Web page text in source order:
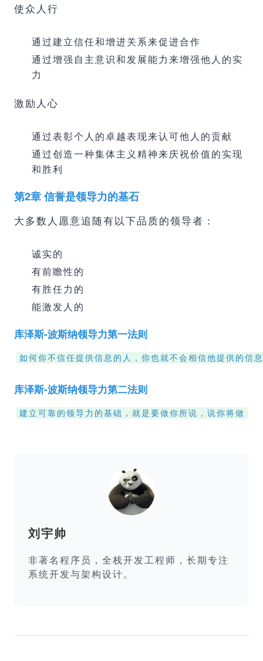
使众人行
通过建立信任和增进关系来促进合作
通过增强自主意识和发展能力来增强他人的实
力
激励人心
通过表彰个人的卓越表现来认可他人的贡献
通过创造一种集体主义精神来庆祝价值的实现
和胜利
第2章 信誉是领导力的基石
大多数人愿意追随有以下品质的领导者：
诚实的
有前瞻性的
有胜任力的
能激发人的
库泽斯-波斯纳领导力第一法则
如何你不信任提供信息的人，你也就不会相信他提供的信息
库泽斯-波斯纳领导力第二法则
建立可靠的领导力的基础，就是要做你所说，说你将做
刘宇帅
非著名程序员，全栈开发工程师，长期专注
系统开发与架构设计。